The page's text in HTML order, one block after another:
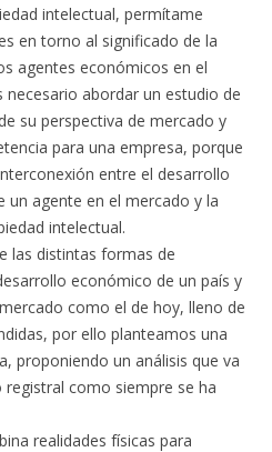
intelectual, permítame
en torno al significado de la
agentes económicos en el
necesario abordar un estudio de
su perspectiva de mercado y
para una empresa, porque
entre el desarrollo
un agente en el mercado y la
intelectual.
las distintas formas de
económico de un país y
como el de hoy, lleno de
por ello planteamos una
proponiendo un análisis que va
como siempre se ha
realidades físicas para